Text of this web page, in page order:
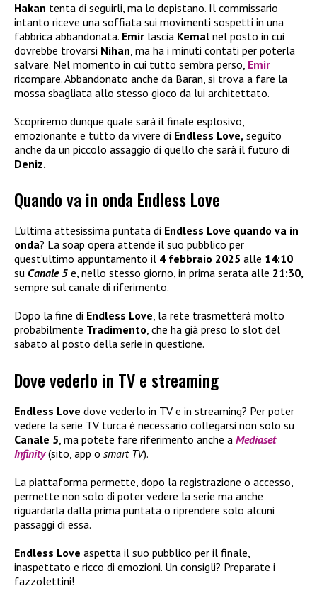
Hakan tenta di seguirli, ma lo depistano. Il commissario
intanto riceve una soffiata sui movimenti sospetti in una
fabbrica abbandonata. Emir lascia Kemal nel posto in cui
dovrebbe trovarsi Nihan, ma ha i minuti contati per poterla
salvare. Nel momento in cui tutto sembra perso, Emir
ricompare. Abbandonato anche da Baran, si trova a fare la
mossa sbagliata allo stesso gioco da lui architettato.
Scopriremo dunque quale sarà il finale esplosivo,
emozionante e tutto da vivere di Endless Love, seguito
anche da un piccolo assaggio di quello che sarà il futuro di
Deniz.
Quando va in onda Endless Love
L’ultima attesissima puntata di Endless Love quando va in
onda? La soap opera attende il suo pubblico per
quest’ultimo appuntamento il 4 febbraio 2025 alle 14:10
su Canale 5 e, nello stesso giorno, in prima serata alle 21:30,
sempre sul canale di riferimento.
Dopo la fine di Endless Love, la rete trasmetterà molto
probabilmente Tradimento, che ha già preso lo slot del
sabato al posto della serie in questione.
Dove vederlo in TV e streaming
Endless Love dove vederlo in TV e in streaming? Per poter
vedere la serie TV turca è necessario collegarsi non solo su
Canale 5 , ma potete fare riferimento anche a Mediaset
Infinity(sito, app o smart TV).
La piattaforma permette, dopo la registrazione o accesso,
permette non solo di poter vedere la serie ma anche
riguardarla dalla prima puntata o riprendere solo alcuni
passaggi di essa.
Endless Love aspetta il suo pubblico per il finale,
inaspettato e ricco di emozioni. Un consigli? Preparate i
fazzolettini!